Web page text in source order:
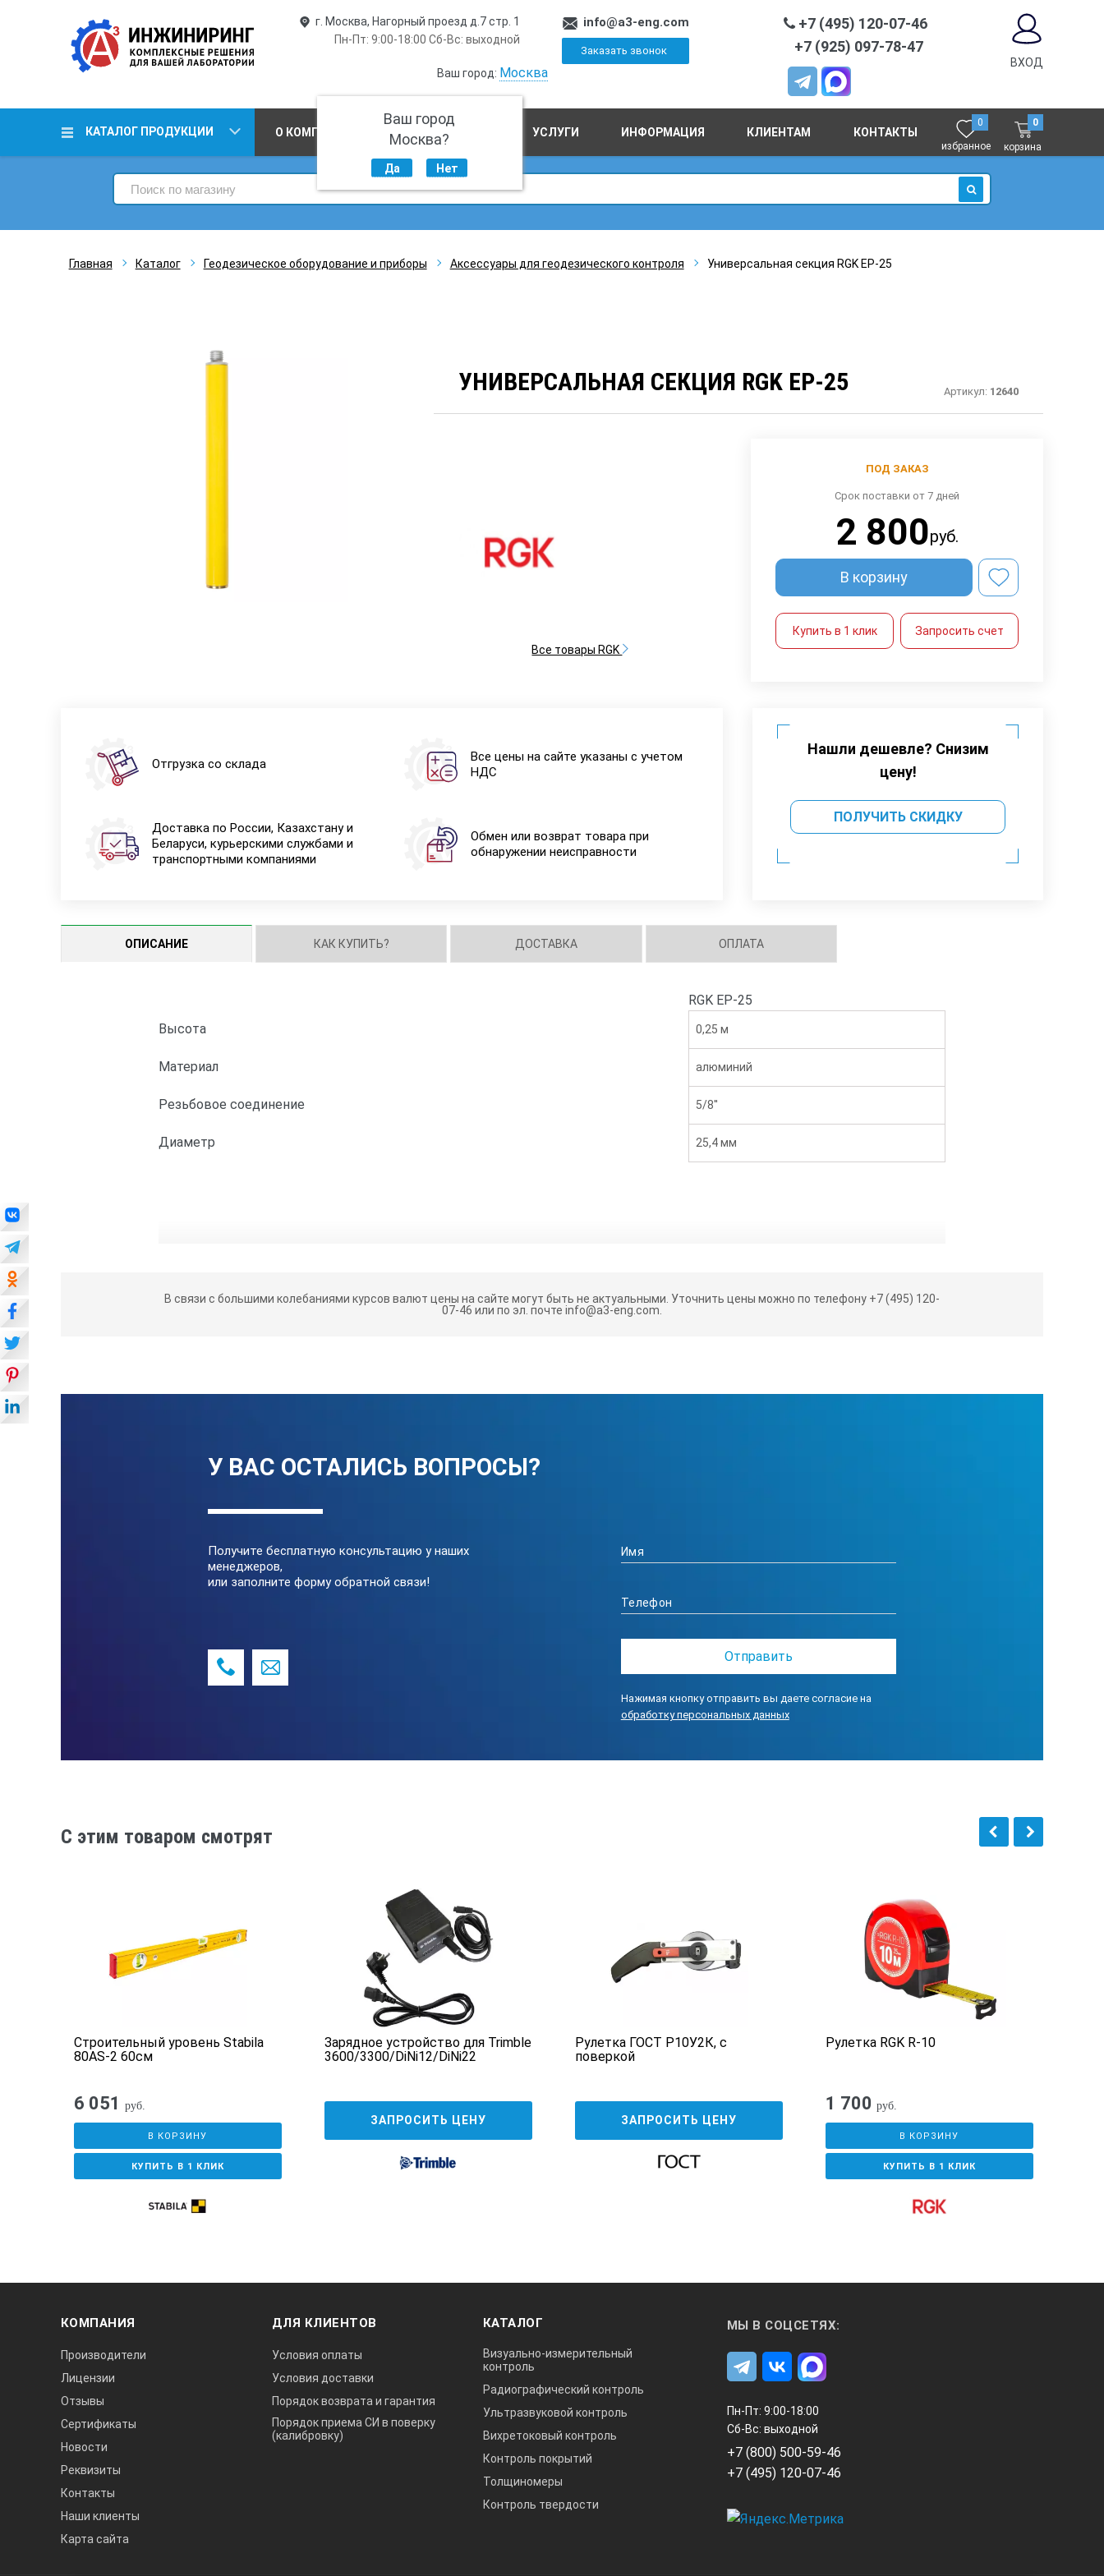
г. Москва, Нагорный проезд д.7 стр. 1
Пн-Пт: 9:00-18:00 Сб-Вс: выходной
Ваш город: Москва
Ваш город
Москва?
Да Нет
info@a3-eng.com
Заказать звонок
+7 (495) 120-07-46
+7 (925) 097-78-47
ВХОД
КАТАЛОГ ПРОДУКЦИИ О КОМПАНИИ ПРОИЗВОДСТВО УСЛУГИ ИНФОРМАЦИЯ КЛИЕНТАМ КОНТАКТЫ
0
избранное
0
корзина
ИСКАТЬ
Главная Каталог Геодезическое оборудование и приборы Аксессуары для геодезического контроля Универсальная секция RGK EP-25
УНИВЕРСАЛЬНАЯ СЕКЦИЯ RGK EP-25 Артикул: 12640
Все товары RGK
ПОД ЗАКАЗ
Срок поставки от 7 дней
2 800руб.
В корзину
Купить в 1 клик Запросить счет
Отгрузка со склада
Все цены на сайте указаны с учетом
НДС
Доставка по России, Казахстану и
Беларуси, курьерскими службами и
транспортными компаниями
Обмен или возврат товара при
обнаружении неисправности
Нашли дешевле? Снизим
цену!
ПОЛУЧИТЬ СКИДКУ
ОПИСАНИЕ КАК КУПИТЬ? ДОСТАВКА ОПЛАТА
RGK EP-25
Высота
0,25 м
Материал алюминий
Резьбовое соединение 5/8''
Диаметр 25,4 мм
В связи с большими колебаниями курсов валют цены на сайте могут быть не актуальными. Уточнить цены можно по телефону +7 (495) 120-
07-46 или по эл. почте info@a3-eng.com.
У ВАС ОСТАЛИСЬ ВОПРОСЫ?
Получите бесплатную консультацию у наших
менеджеров,
или заполните форму обратной связи!
Нажимая кнопку отправить вы даете согласие на
обработку персональных данных
C этим товаром смотрят
Строительный уровень Stabila
80АS-2 60см
6 051 руб.
В КОРЗИНУ
КУПИТЬ В 1 КЛИК
Зарядное устройство для Trimble
3600/3300/DiNi12/DiNi22
ЗАПРОСИТЬ ЦЕНУ
Рулетка ГОСТ Р10У2К, с
поверкой
ЗАПРОСИТЬ ЦЕНУ
Рулетка RGK R-10
1 700 руб.
В КОРЗИНУ
КУПИТЬ В 1 КЛИК
КОМПАНИЯ
Производители
Лицензии
Отзывы
Сертификаты
Новости
Реквизиты
Контакты
Наши клиенты
Карта сайта
ДЛЯ КЛИЕНТОВ
Условия оплаты
Условия доставки
Порядок возврата и гарантия
Порядок приема СИ в поверку
(калибровку)
КАТАЛОГ
Визуально-измерительный
контроль
Радиографический контроль
Ультразвуковой контроль
Вихретоковый контроль
Контроль покрытий
Толщиномеры
Контроль твердости
МЫ В СОЦСЕТЯХ:
Пн-Пт: 9:00-18:00
Сб-Вс: выходной
+7 (800) 500-59-46
+7 (495) 120-07-46